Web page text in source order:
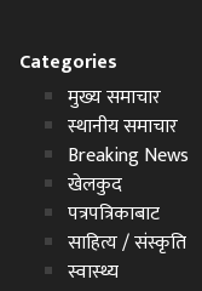
Categories
मुख्य समाचार
स्थानीय समाचार
Breaking News
खेलकुद
पत्रपत्रिकाबाट
साहित्य / संस्कृति
स्वास्थ्य